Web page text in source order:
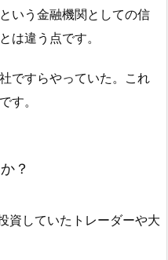
いう金融機関としての信
は違う点です。
ですらやっていた。これ
す。
？
資していたトレーダーや大